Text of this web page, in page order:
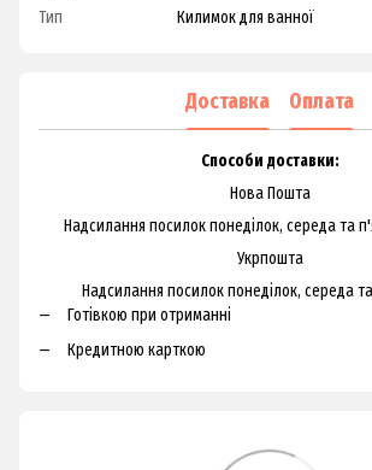
Тип Килимок для ванної
Доставка Оплата
Способи доставки:
Нова Пошта
Надсилання посилок понеділок, середа та
Укрпошта
Надсилання посилок понеділок, середа та
Готівкою при отриманні
Кредитною карткою